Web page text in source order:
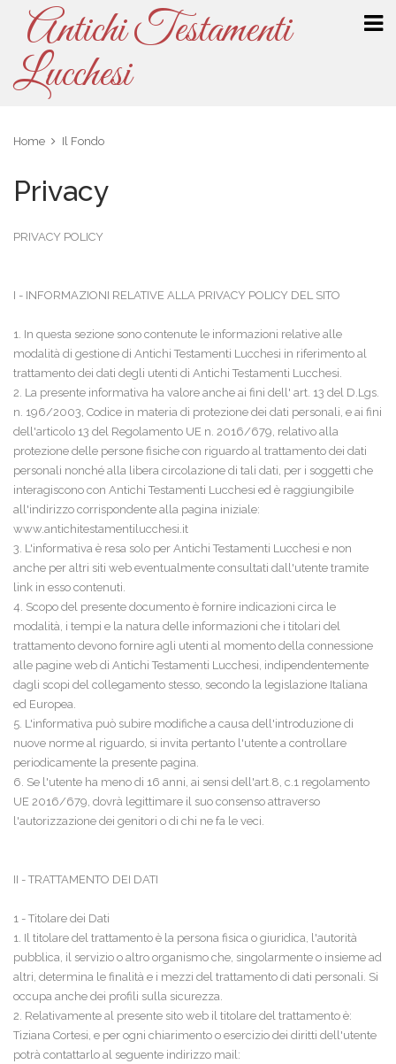
Antichi Testamenti
Lucchesi
Home Il Fondo
Privacy
PRIVACY POLICY
I - INFORMAZIONI RELATIVE ALLA PRIVACY POLICY DEL SITO
1. In questa sezione sono contenute le informazioni relative alle
modalità di gestione di Antichi Testamenti Lucchesi in riferimento al
trattamento dei dati degli utenti di Antichi Testamenti Lucchesi.
2. La presente informativa ha valore anche ai fini dell' art. 13 del D.Lgs.
n. 196/2003, Codice in materia di protezione dei dati personali, e ai fini
dell'articolo 13 del Regolamento UE n. 2016/679, relativo alla
protezione delle persone fisiche con riguardo al trattamento dei dati
personali nonché alla libera circolazione di tali dati, per i soggetti che
interagiscono con Antichi Testamenti Lucchesi ed è raggiungibile
all'indirizzo corrispondente alla pagina iniziale:
www.antichitestamentilucchesi.it
3. L'informativa è resa solo per Antichi Testamenti Lucchesi e non
anche per altri siti web eventualmente consultati dall'utente tramite
link in esso contenuti.
4. Scopo del presente documento è fornire indicazioni circa le
modalità, i tempi e la natura delle informazioni che i titolari del
trattamento devono fornire agli utenti al momento della connessione
alle pagine web di Antichi Testamenti Lucchesi, indipendentemente
dagli scopi del collegamento stesso, secondo la legislazione Italiana
ed Europea.
5. L'informativa può subire modifiche a causa dell'introduzione di
nuove norme al riguardo, si invita pertanto l'utente a controllare
periodicamente la presente pagina.
6. Se l'utente ha meno di 16 anni, ai sensi dell'art.8, c.1 regolamento
UE 2016/679, dovrà legittimare il suo consenso attraverso
l'autorizzazione dei genitori o di chi ne fa le veci.
II - TRATTAMENTO DEI DATI
1 - Titolare dei Dati
1. Il titolare del trattamento è la persona fisica o giuridica, l'autorità
pubblica, il servizio o altro organismo che, singolarmente o insieme ad
altri, determina le finalità e i mezzi del trattamento di dati personali. Si
occupa anche dei profili sulla sicurezza.
2. Relativamente al presente sito web il titolare del trattamento è:
Tiziana Cortesi, e per ogni chiarimento o esercizio dei diritti dell'utente
potrà contattarlo al seguente indirizzo mail: